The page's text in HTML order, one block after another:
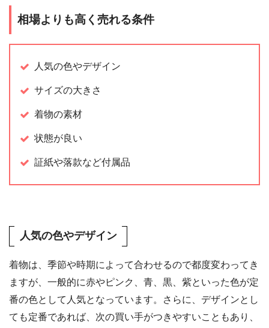
相場よりも高く売れる条件
人気の色やデザイン
サイズの大きさ
着物の素材
状態が良い
証紙や落款など付属品
人気の色やデザイン
着物は、季節や時期によって合わせるので都度変わってき
ますが、一般的に赤やピンク、青、黒、紫といった色が定
番の色として人気となっています。さらに、デザインとし
ても定番であれば、次の買い手がつきやすいこともあり、